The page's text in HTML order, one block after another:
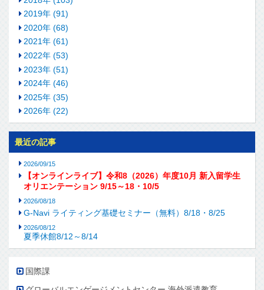
2019年 (91)
2020年 (68)
2021年 (61)
2022年 (53)
2023年 (51)
2024年 (46)
2025年 (35)
2026年 (22)
最近の記事
2026/09/15
【オンラインライブ】令和8（2026）年度10月 新入留学生
オリエンテーション 9/15～18・10/5
2026/08/18
G-Navi ライティング基礎セミナー（無料）8/18・8/25
2026/08/12
夏季休館8/12～8/14
国際課